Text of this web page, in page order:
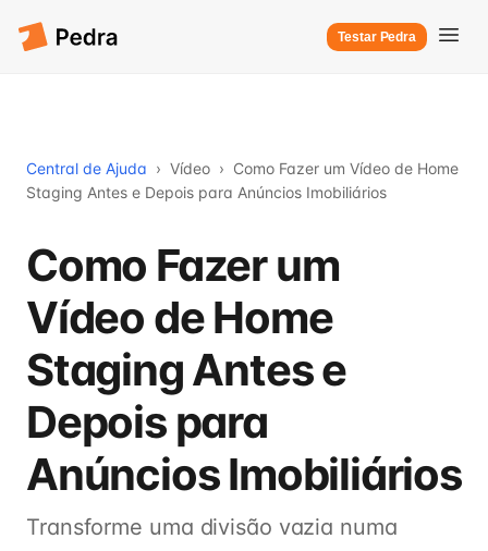
Testar Pedra
Central de Ajuda › Vídeo › Como Fazer um Vídeo de Home
Staging Antes e Depois para Anúncios Imobiliários
Como Fazer um
Vídeo de Home
Staging Antes e
Depois para
Anúncios Imobiliários
Transforme uma divisão vazia numa